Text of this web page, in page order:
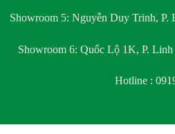
Showroom 5: Nguyễn Duy Trinh,
Showroom 6: Quốc Lộ 1K, P.
Hotline :